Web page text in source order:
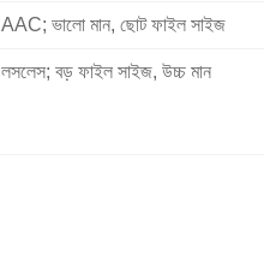
AAC; ভালো মান, ছোট ফাইল সাইজ
লসলেস; বড় ফাইল সাইজ, উচ্চ মান